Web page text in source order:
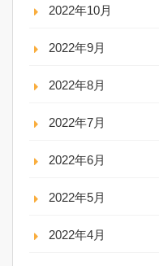
2022年10月
2022年9月
2022年8月
2022年7月
2022年6月
2022年5月
2022年4月